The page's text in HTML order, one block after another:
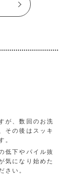
が、数回のお洗
その後はスッキ
。
低下やパイル抜
気になり始めた
さい。